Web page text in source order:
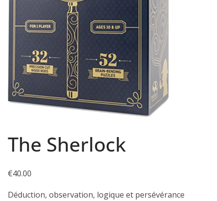
The Sherlock
€40.00
Déduction, observation, logique et persévérance